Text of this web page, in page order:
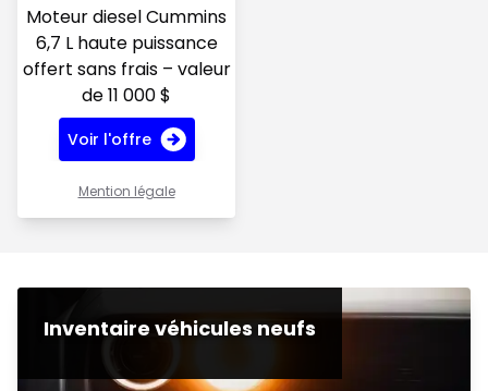
Moteur diesel Cummins
6,7 L haute puissance
offert sans frais – valeur
de 11 000 $
Voir l'offre
Mention légale
Inventaire véhicules neufs